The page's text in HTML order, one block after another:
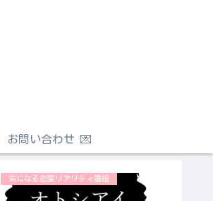
お問い合わせ 💌
気になる恋愛リアリティ番組